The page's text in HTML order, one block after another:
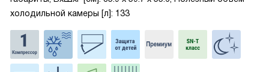
холодильной камеры [л]: 133